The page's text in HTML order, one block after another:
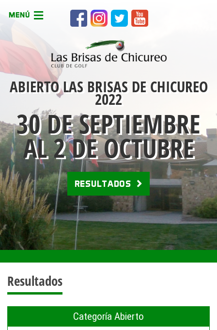
MENÚ
ABIERTO LAS BRISAS DE CHICUREO
2022
30 DE SEPTIEMBRE
AL 2 DE OCTUBRE
RESULTADOS
Resultados
Categoría Abierto